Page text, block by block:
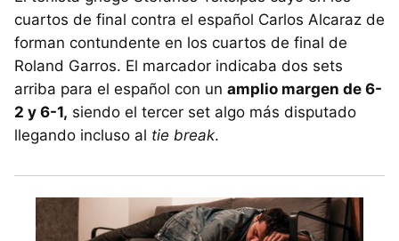
cuartos de final contra el español Carlos Alcaraz de
forman contundente en los cuartos de final de
Roland Garros. El marcador indicaba dos sets
arriba para el español con un amplio margen de 6-
2 y 6-1, siendo el tercer set algo más disputado
llegando incluso al tie break.